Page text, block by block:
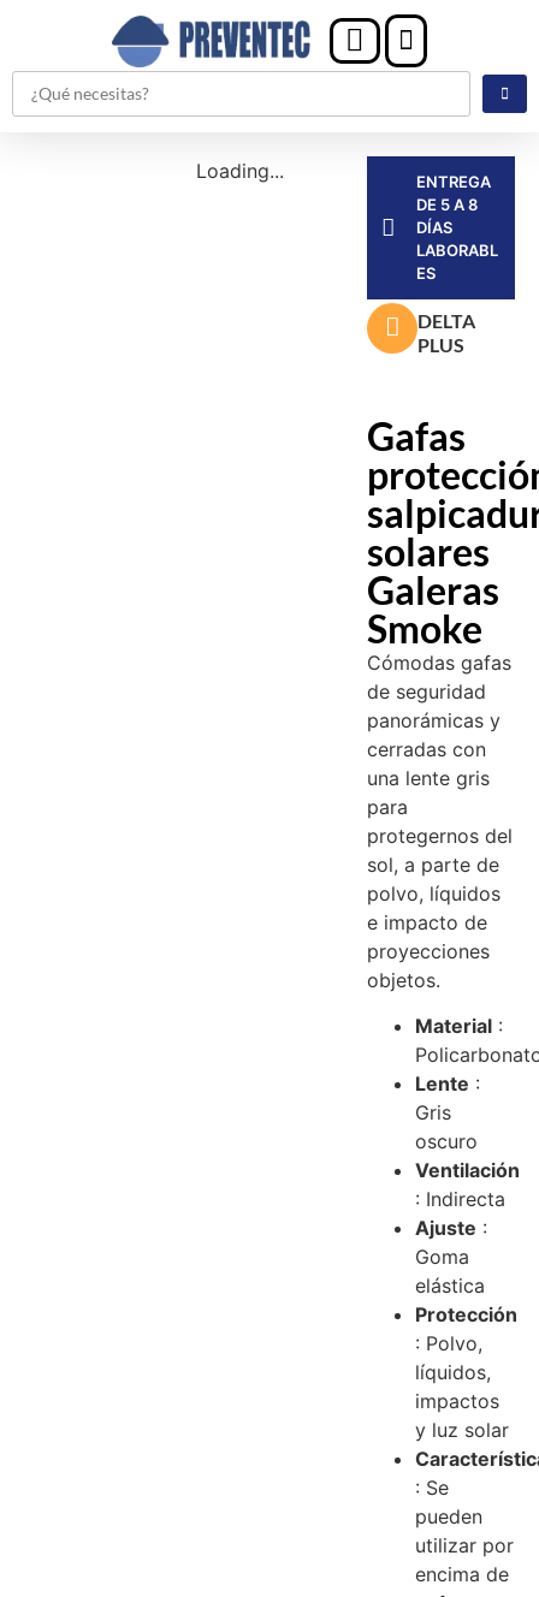
Loading...
ENTREGA
DE 5 A 8
DÍAS
LABORABL
ES
DELTA
PLUS
Gafas
solares
Galeras
Smoke
Cómodas gafas
de seguridad
panorámicas y
cerradas con
una lente gris
para
protegernos del
sol, a parte de
polvo, líquidos
e impacto de
proyecciones
objetos.
Material :
Lente :
Gris
oscuro
Ventilación
: Indirecta
Ajuste :
Goma
elástica
Protección
: Polvo,
líquidos,
impactos
y luz solar
: Se
pueden
utilizar por
encima de